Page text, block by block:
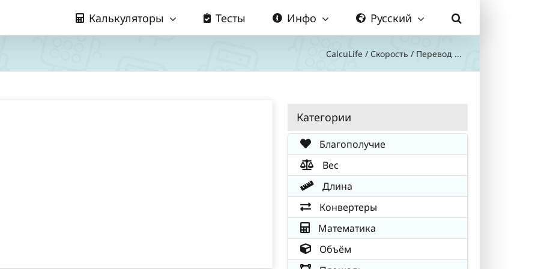
Калькуляторы Тесты Инфо Русский
CalcuLife / Скорость / Перевод ...
Категории
Благополучие
Вес
Длина
Конвертеры
Математика
Объём